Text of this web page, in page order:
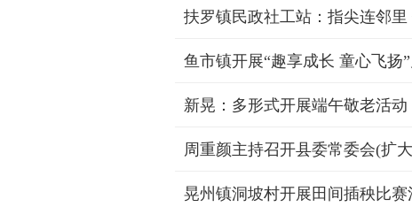
扶罗镇民政社工站：指尖连邻里
鱼市镇开展“趣享成长 童心飞扬
新晃：多形式开展端午敬老活动
周重颜主持召开县委常委会(扩
晃州镇洞坡村开展田间插秧比赛